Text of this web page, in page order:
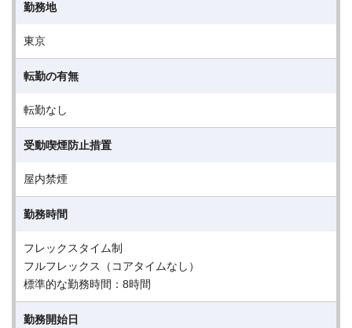
勤務地
東京
転勤の有無
転勤なし
受動喫煙防止措置
屋内禁煙
勤務時間
フレックスタイム制
フルフレックス（コアタイムなし）
標準的な勤務時間：8時間
勤務開始日